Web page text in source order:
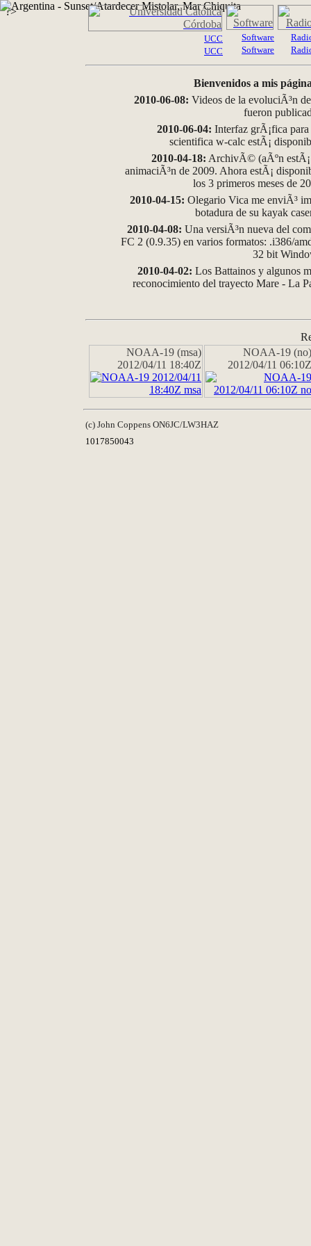
?>
UCC
UCC
Software
Software
Bienvenidos a mis
2010-06-08: Videos de la evoluciÃ³n
fueron
2010-06-04: Interfaz grÃ¡fica
scientifica w-calc estÃ¡
2010-04-18: ArchivÃ© (aÃºn
animaciÃ³n de 2009. Ahora estÃ¡
los 3 primeros meses de
2010-04-15: Olegario Vica me enviÃ³
botadura de su kayak
2010-04-08: Una versiÃ³n nueva del
FC 2 (0.9.35) en varios formatos: .i386/
32 bit
2010-04-02: Los Battainos y algunos
reconocimiento del trayecto Mare - La
NOAA-19 (msa)
2012/04/11 18:40Z
NOAA-19 (no)
2012/04/11 06:10Z
(c) John Coppens ON6JC/LW3HAZ
1017850043